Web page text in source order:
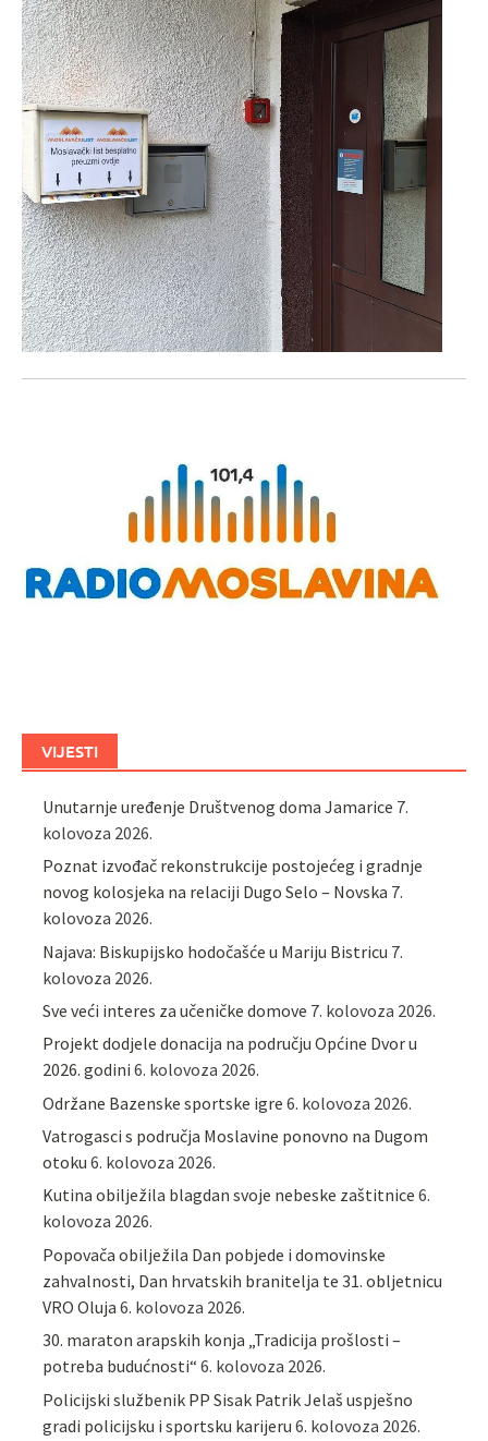
VIJESTI
Unutarnje uređenje Društvenog doma Jamarice 7.
kolovoza 2026.
Poznat izvođač rekonstrukcije postojećeg i gradnje
novog kolosjeka na relaciji Dugo Selo – Novska 7.
kolovoza 2026.
Najava: Biskupijsko hodočašće u Mariju Bistricu 7.
kolovoza 2026.
Sve veći interes za učeničke domove 7. kolovoza 2026.
Projekt dodjele donacija na području Općine Dvor u
2026. godini 6. kolovoza 2026.
Održane Bazenske sportske igre 6. kolovoza 2026.
Vatrogasci s područja Moslavine ponovno na Dugom
otoku 6. kolovoza 2026.
Kutina obilježila blagdan svoje nebeske zaštitnice 6.
kolovoza 2026.
Popovača obilježila Dan pobjede i domovinske
zahvalnosti, Dan hrvatskih branitelja te 31. obljetnicu
VRO Oluja 6. kolovoza 2026.
30. maraton arapskih konja „Tradicija prošlosti –
potreba budućnosti“ 6. kolovoza 2026.
Policijski službenik PP Sisak Patrik Jelaš uspješno
gradi policijsku i sportsku karijeru 6. kolovoza 2026.